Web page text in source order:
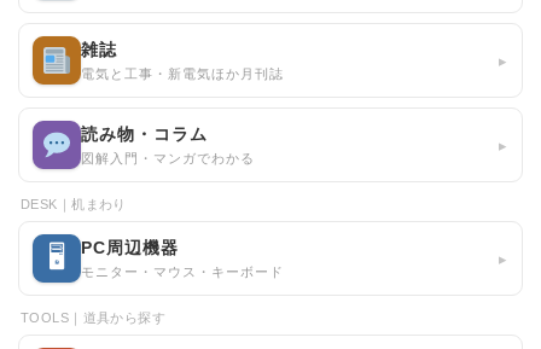
雑誌
電気と工事・新電気ほか月刊誌
▸
読み物・コラム
図解入門・マンガでわかる
▸
DESK｜机まわり
🖥 PC周辺機器
モニター・マウス・キーボード
▸
TOOLS｜道具から探す